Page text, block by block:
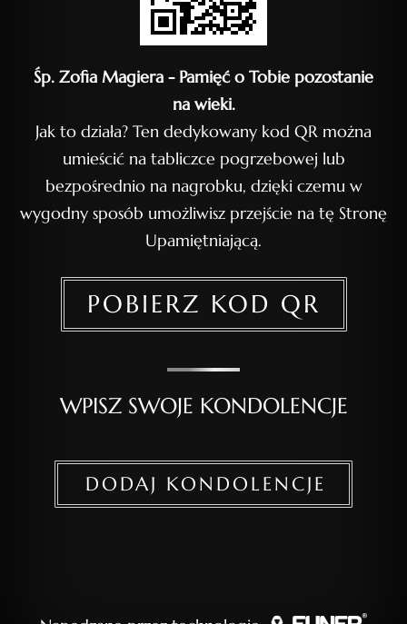
Śp. Zofia Magiera - Pamięć o Tobie pozostanie
na wieki.
Jak to działa? Ten dedykowany kod QR można
umieścić na tabliczce pogrzebowej lub
bezpośrednio na nagrobku, dzięki czemu w
wygodny sposób umożliwisz przejście na tę Stronę
Upamiętniającą.
POBIERZ KOD QR
WPISZ SWOJE KONDOLENCJE
DODAJ KONDOLENCJE